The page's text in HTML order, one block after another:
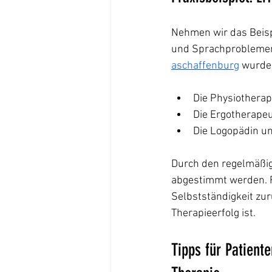
Nehmen wir das
und
aschaffenburg
Die
Die
Die Logopädin
Durch den
abgestimmt werden.
Selbstständigkeit
Therapieerfolg ist.
Tipps für